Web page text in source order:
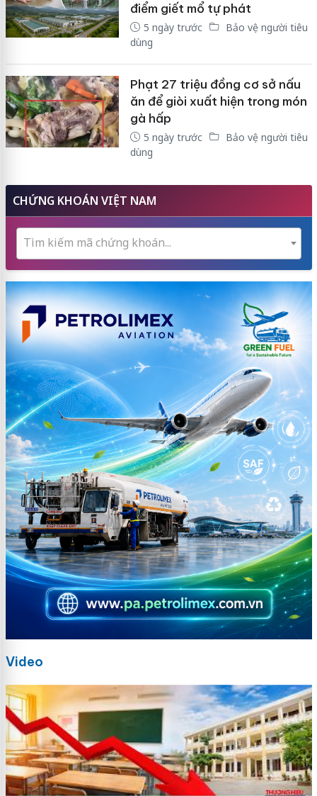
điểm giết mổ tự phát
5 ngày trước
Bảo vệ người tiêu
dùng
Phạt 27 triệu đồng cơ sở nấu
ăn để giòi xuất hiện trong món
gà hấp
5 ngày trước
Bảo vệ người tiêu
dùng
CHỨNG KHOÁN VIỆT NAM
Tìm kiếm mã chứng khoán...
Video